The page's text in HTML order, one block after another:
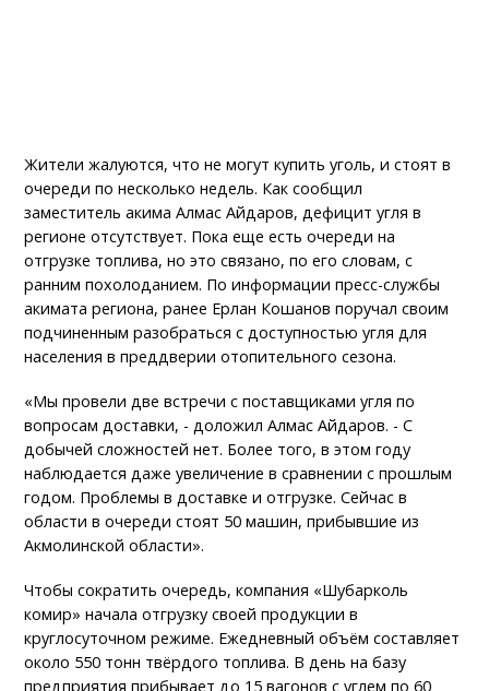
Жители жалуются, что не могут купить уголь, и стоят в
очереди по несколько недель. Как сообщил
заместитель акима Алмас Айдаров, дефицит угля в
регионе отсутствует. Пока еще есть очереди на
отгрузке топлива, но это связано, по его словам, с
ранним похолоданием. По информации пресс-службы
акимата региона, ранее Ерлан Кошанов поручал своим
подчиненным разобраться с доступностью угля для
населения в преддверии отопительного сезона.
«Мы провели две встречи с поставщиками угля по
вопросам доставки, - доложил Алмас Айдаров. - С
добычей сложностей нет. Более того, в этом году
наблюдается даже увеличение в сравнении с прошлым
годом. Проблемы в доставке и отгрузке. Сейчас в
области в очереди стоят 50 машин, прибывшие из
Акмолинской области».
Чтобы сократить очередь, компания «Шубарколь
комир» начала отгрузку своей продукции в
круглосуточном режиме. Ежедневный объём составляет
около 550 тонн твёрдого топлива. В день на базу
предприятия прибывает до 15 вагонов с углем по 60